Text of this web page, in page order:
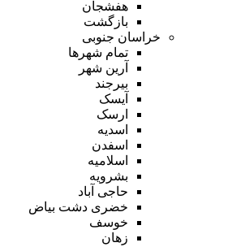
هفشجان
بازگشت
خراسان جنوبی
تمام شهر‌ها
آرین شهر
بیرجند
آیسک
ارسک
اسدیه
اسفدن
اسلامیه
بشرویه
حاجی آباد
خضری دشت بیاض
خوسف
زهان